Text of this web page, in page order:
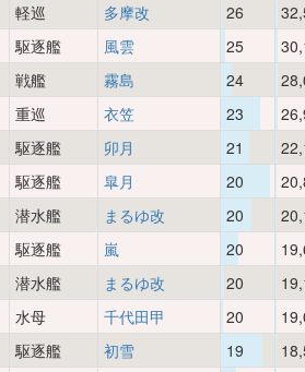
軽巡 多摩改 26
駆逐艦 風雲 25
戦艦 霧島 24
重巡 衣笠 23
駆逐艦 卯月 21
駆逐艦 皐月 20
潜水艦 まるゆ改 20
駆逐艦 嵐 20
潜水艦 まるゆ改 20
水母 千代田甲 20
駆逐艦 初雪 19